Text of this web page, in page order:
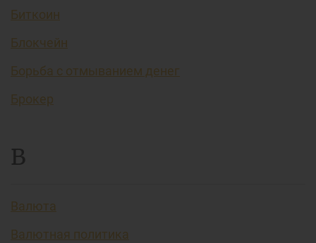
Биткоин
Блокчейн
Борьба с отмыванием денег
Брокер
В
Валюта
Валютная политика